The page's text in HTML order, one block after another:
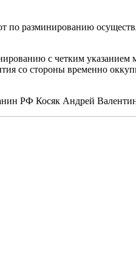
разминированию
с четким
со стороны временно
РФ Косяк Андрей